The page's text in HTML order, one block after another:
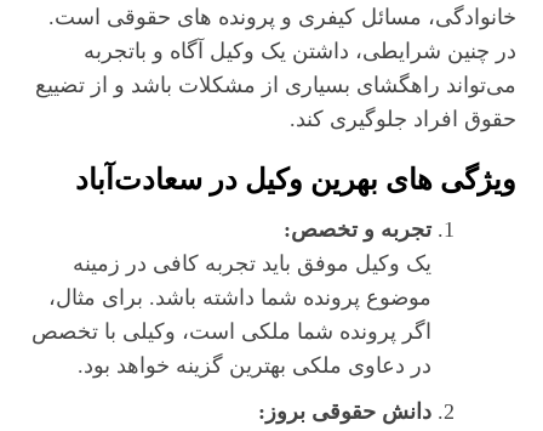
خانوادگی، مسائل کیفری و پرونده‌ های حقوقی است.
در چنین شرایطی، داشتن یک وکیل آگاه و باتجربه
می‌تواند راهگشای بسیاری از مشکلات باشد و از تضییع
حقوق افراد جلوگیری کند.
ویژگی‌ های بهرین وکیل در سعادت‌آباد
تجربه و تخصص:
یک وکیل موفق باید تجربه کافی در زمینه
موضوع پرونده شما داشته باشد. برای مثال،
اگر پرونده شما ملکی است، وکیلی با تخصص
در دعاوی ملکی بهترین گزینه خواهد بود.
دانش حقوقی بروز: